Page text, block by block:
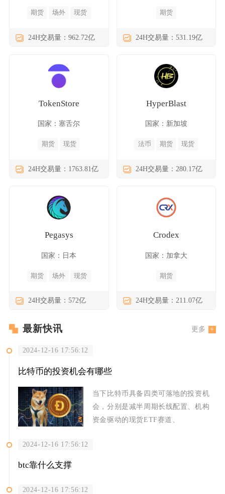
期货 场外 现货
24H交易量：962.72亿
期货
24H交易量：531.19亿
TokenStore
国家：塞舌尔
期货 现货
24H交易量：1763.81亿
HyperBlast
国家：新加坡
法币 期货 现货
24H交易量：280.17亿
Pegasys
国家：日本
期货 场外 现货
24H交易量：572亿
Crodex
国家：加拿大
期货
24H交易量：211.07亿
最新快讯 更多
2024-12-16 17:56:12
比特币的投资机会有哪些
当下比特币具备四类可落地的投资机
会，分别是减半周期长线配置、机构
资金驱动的现货ETF赛道、
2024-12-16 17:56:12
btc靠什么支撑
2024-12-16 17:56:12